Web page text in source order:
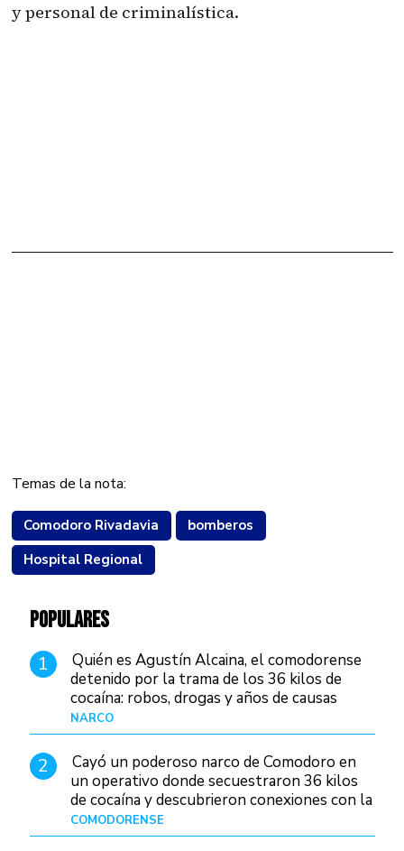
y personal de criminalística.
Temas de la nota:
Comodoro Rivadavia
bomberos
Hospital Regional
POPULARES
1
Quién es Agustín Alcaina, el comodorense
detenido por la trama de los 36 kilos de
cocaína: robos, drogas y años de causas
judiciales
NARCO
2
Cayó un poderoso narco de Comodoro en
un operativo donde secuestraron 36 kilos
de cocaína y descubrieron conexiones con la
Patagonia
COMODORENSE